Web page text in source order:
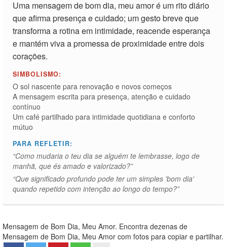
Uma mensagem de bom dia, meu amor é um rito diário
que afirma presença e cuidado; um gesto breve que
transforma a rotina em intimidade, reacende esperança
e mantém viva a promessa de proximidade entre dois
corações.
SIMBOLISMO:
O sol nascente para renovação e novos começos
A mensagem escrita para presença, atenção e cuidado
contínuo
Um café partilhado para intimidade quotidiana e conforto
mútuo
PARA REFLETIR:
“Como mudaria o teu dia se alguém te lembrasse, logo de
manhã, que és amado e valorizado?”
“Que significado profundo pode ter um simples 'bom dia'
quando repetido com intenção ao longo do tempo?”
Mensagem de Bom Dia, Meu Amor. Encontra dezenas de
Mensagem de Bom Dia, Meu Amor com fotos para copiar e partilhar.